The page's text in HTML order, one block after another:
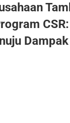
Dampak